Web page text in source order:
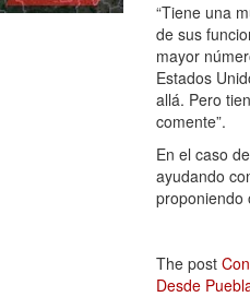
“Tiene una
de sus
mayor
Estados
allá. Pero
comente”.
En el caso
ayudando
proponiendo
The post
Desde